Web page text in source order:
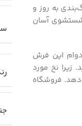
به روز و
شستشوی آسان
دوام این فرش
زیرا نخ مورد
فروشگاه